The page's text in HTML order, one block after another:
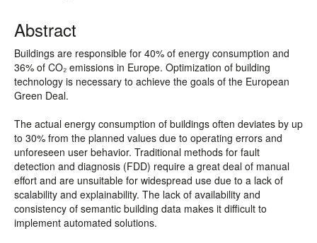
Abstract
Buildings are responsible for 40% of energy consumption and
36% of CO₂ emissions in Europe. Optimization of building
technology is necessary to achieve the goals of the European
Green Deal.
The actual energy consumption of buildings often deviates by up
to 30% from the planned values due to operating errors and
unforeseen user behavior. Traditional methods for fault
detection and diagnosis (FDD) require a great deal of manual
effort and are unsuitable for widespread use due to a lack of
scalability and explainability. The lack of availability and
consistency of semantic building data makes it difficult to
implement automated solutions.